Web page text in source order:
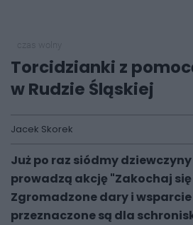
Torcidzianki z
w Rudzie Śląskiej
Jacek Skorek
Już po raz siódmy
prowadzą akcję "Zakochaj
Zgromadzone dary i
przeznaczone są dla